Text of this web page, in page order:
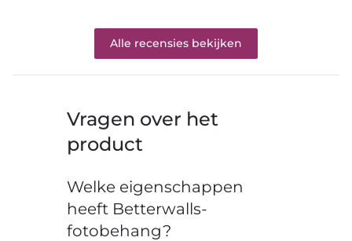
Alle recensies bekijken
Vragen over het
product
Welke eigenschappen
heeft Betterwalls-
fotobehang?